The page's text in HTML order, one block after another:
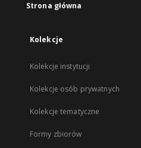
Strona główna
Kolekcje
Kolekcje instytucji
Kolekcje osób prywatnych
Kolekcje tematyczne
Formy zbiorów